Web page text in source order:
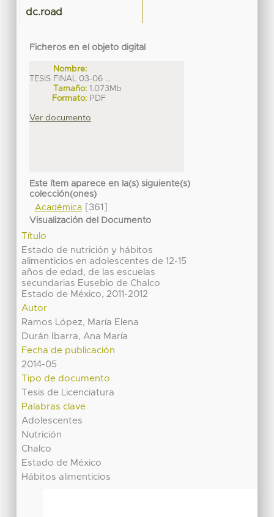
dc.road
Ficheros en el objeto digital
Nombre:
TESIS FINAL 03-06 ...
Tamaño: 1.073Mb
Formato: PDF
Ver documento
Este ítem aparece en la(s) siguiente(s)
colección(ones)
Académica[361]
Visualización del Documento
Título
Estado de nutrición y hábitos
alimenticios en adolescentes de 12-15
años de edad, de las escuelas
secundarias Eusebio de Chalco
Estado de México, 2011-2012
Autor
Ramos López, María Elena
Durán Ibarra, Ana María
Fecha de publicación
2014-05
Tipo de documento
Tesis de Licenciatura
Palabras clave
Adolescentes
Nutrición
Chalco
Estado de México
Hábitos alimenticios